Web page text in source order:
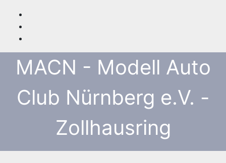
Inhalt
springen
MACN - Modell Auto
Club Nürnberg e.V. -
Zollhausring